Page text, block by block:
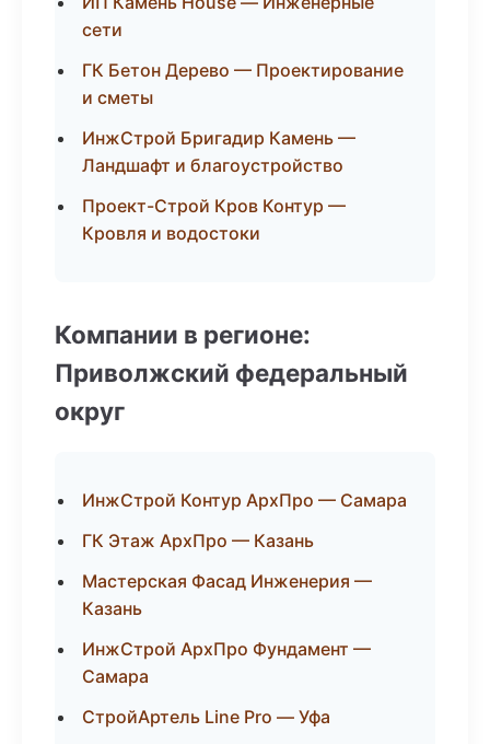
сети
ГК Бетон Дерево — Проектирование
и сметы
ИнжСтрой Бригадир Камень —
Ландшафт и благоустройство
Проект-Строй Кров Контур —
Кровля и водостоки
Компании в регионе:
Приволжский федеральный
округ
ИнжСтрой Контур АрхПро — Самара
ГК Этаж АрхПро — Казань
Мастерская Фасад Инженерия —
Казань
ИнжСтрой АрхПро Фундамент —
Самара
СтройАртель Line Pro — Уфа